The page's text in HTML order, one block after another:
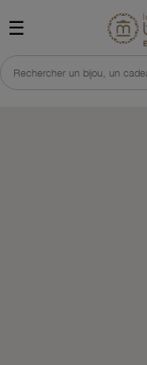
☰
Rechercher un bijou, un